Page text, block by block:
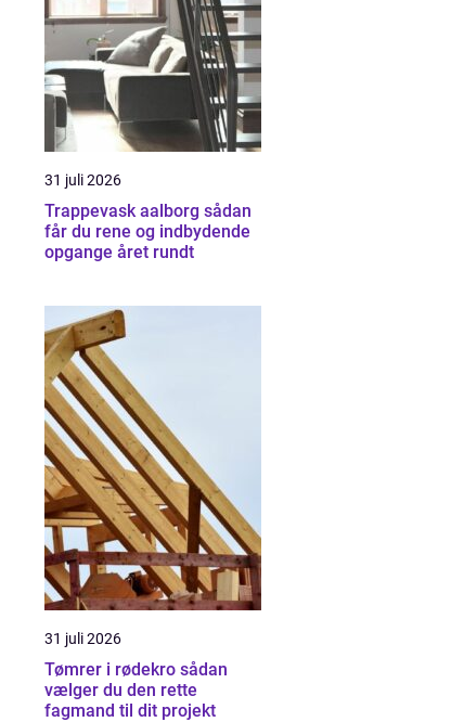
31 juli 2026
Trappevask aalborg sådan
får du rene og indbydende
opgange året rundt
31 juli 2026
Tømrer i rødekro sådan
vælger du den rette
fagmand til dit projekt